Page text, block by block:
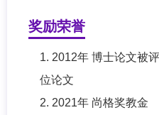
奖励荣誉
1. 2012年 博士论文被
位论文
2. 2021年 尚格奖教金